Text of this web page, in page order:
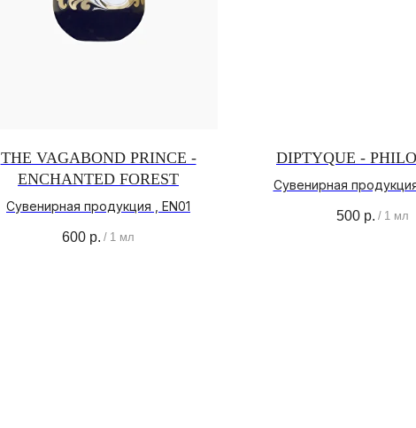
THE VAGABOND PRINCE -
ENCHANTED FOREST
Сувенирная продукция , EN01
600 р. / 1 мл
DIPTYQUE -
Сувенирная
500 р. / 1 мл